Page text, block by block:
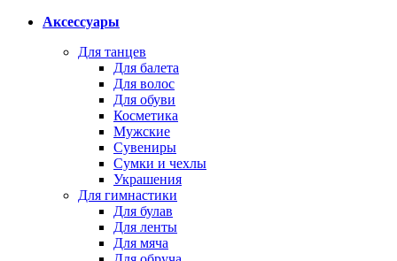
Аксессуары
Для танцев
Для балета
Для волос
Для обуви
Косметика
Мужские
Сувениры
Сумки и чехлы
Украшения
Для гимнастики
Для булав
Для ленты
Для мяча